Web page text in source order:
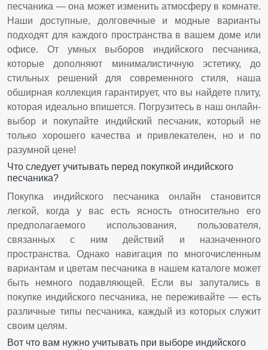
песчаника — она может изменить атмосферу в комнате.
Наши доступные, долговечные и модные варианты
подходят для каждого пространства в вашем доме или
офисе. От умных выборов индийского песчаника,
которые дополняют минималистичную эстетику, до
стильных решений для современного стиля, наша
обширная коллекция гарантирует, что вы найдете плиту,
которая идеально впишется. Погрузитесь в наш онлайн-
выбор и покупайте индийский песчаник, который не
только хорошего качества и привлекателен, но и по
разумной цене!
Что следует учитывать перед покупкой индийского
песчаника?
Покупка индийского песчаника онлайн становится
легкой, когда у вас есть ясность относительно его
предполагаемого использования, пользователя,
связанных с ним действий и назначенного
пространства. Однако навигация по многочисленным
вариантам и цветам песчаника в нашем каталоге может
быть немного подавляющей. Если вы запутались в
покупке индийского песчаника, не переживайте — есть
различные типы песчаника, каждый из которых служит
своим целям.
Вот что вам нужно учитывать при выборе индийского